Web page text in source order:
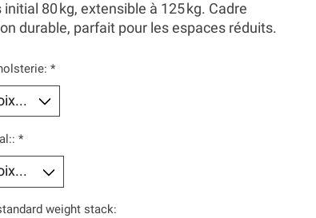
initial 80 kg, extensible à 125 kg. Cadre
durable, parfait pour les espaces réduits.
*
*
weight stack: